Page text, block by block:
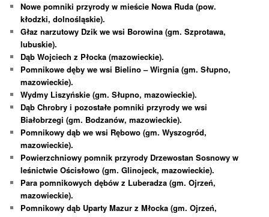
Nowe pomniki przyrody w mieście Nowa Ruda (pow.
kłodzki, dolnośląskie).
Głaz narzutowy Dzik we wsi Borowina (gm. Szprotawa,
lubuskie).
Dąb Wojciech z Płocka (mazowieckie).
Pomnikowe dęby we wsi Bielino – Wirgnia (gm. Słupno,
mazowieckie).
Wydmy Liszyńskie (gm. Słupno, mazowieckie).
Dąb Chrobry i pozostałe pomniki przyrody we wsi
Białobrzegi (gm. Bodzanów, mazowieckie).
Pomnikowy dąb we wsi Rębowo (gm. Wyszogród,
mazowieckie).
Powierzchniowy pomnik przyrody Drzewostan Sosnowy w
leśnictwie Ościsłowo (gm. Glinojeck, mazowieckie).
Para pomnikowych dębów z Luberadza (gm. Ojrzeń,
mazowieckie).
Pomnikowy dąb Uparty Mazur z Młocka (gm. Ojrzeń,